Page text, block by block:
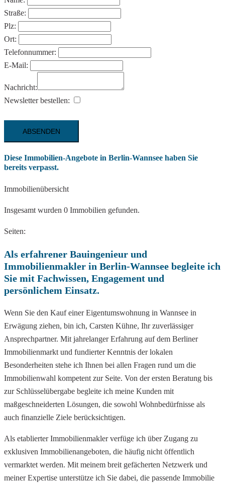
Straße:
Plz:
Ort:
Telefonnummer:
E-Mail:
Nachricht:
Newsletter bestellen:
Diese Immobilien-Angebote in Berlin-Wannsee haben Sie
bereits verpasst.
Immobilienübersicht
Insgesamt wurden 0 Immobilien gefunden.
Seiten:
Als erfahrener Bauingenieur und
Immobilienmakler in Berlin-Wannsee begleite ich
Sie mit Fachwissen, Engagement und
persönlichem Einsatz.
Wenn Sie den Kauf einer Eigentumswohnung in Wannsee in
Erwägung ziehen, bin ich, Carsten Kühne, Ihr zuverlässiger
Ansprechpartner. Mit jahrelanger Erfahrung auf dem Berliner
Immobilienmarkt und fundierter Kenntnis der lokalen
Besonderheiten stehe ich Ihnen bei allen Fragen rund um die
Immobilienwahl kompetent zur Seite. Von der ersten Beratung bis
zur Schlüsselübergabe begleite ich meine Kunden mit
maßgeschneiderten Lösungen, die sowohl Wohnbedürfnisse als
auch finanzielle Ziele berücksichtigen.
Als etablierter Immobilienmakler verfüge ich über Zugang zu
exklusiven Immobilienangeboten, die häufig nicht öffentlich
vermarktet werden. Mit meinem breit gefächerten Netzwerk und
meiner Expertise unterstütze ich Sie dabei, die passende Immobilie